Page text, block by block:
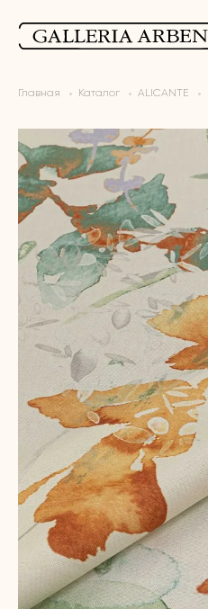
Главная Каталог ALICANTE